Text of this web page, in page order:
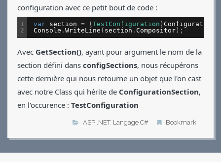
configuration avec ce petit bout de code :
1
2
var section = ( TestConfiguration )
Console . WriteLine ( section . Compositor ) ;
Avec GetSection(), ayant pour argument le nom de la
section défini dans configSections, nous récupérons
cette dernière qui nous retourne un objet que l'on cast
avec notre Class qui hérite de ConfigurationSection,
en l'occurence : TestConfiguration
ASP .NET, Langage C# Bookmark